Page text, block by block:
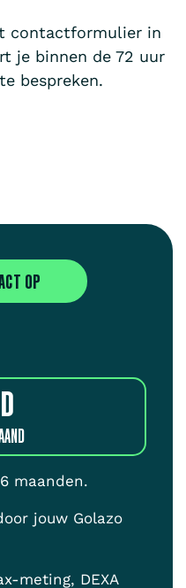
contactformulier in
je binnen de 72 uur
bespreken.
OP
maanden.
jouw Golazo
meting, DEXA